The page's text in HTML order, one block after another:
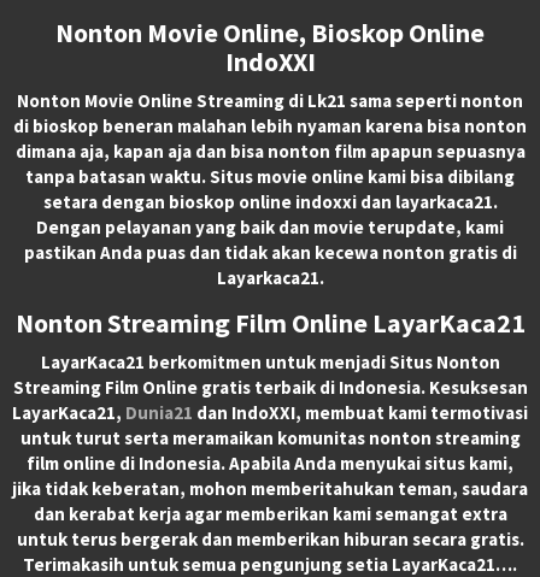
Nonton Movie Online, Bioskop Online
IndoXXI
Nonton Movie Online Streaming di Lk21 sama seperti nonton
di bioskop beneran malahan lebih nyaman karena bisa nonton
dimana aja, kapan aja dan bisa nonton film apapun sepuasnya
tanpa batasan waktu. Situs movie online kami bisa dibilang
setara dengan bioskop online indoxxi dan layarkaca21.
Dengan pelayanan yang baik dan movie terupdate, kami
pastikan Anda puas dan tidak akan kecewa nonton gratis di
Layarkaca21.
Nonton Streaming Film Online LayarKaca21
LayarKaca21 berkomitmen untuk menjadi Situs Nonton
Streaming Film Online gratis terbaik di Indonesia. Kesuksesan
LayarKaca21, Dunia21 dan IndoXXI, membuat kami termotivasi
untuk turut serta meramaikan komunitas nonton streaming
film online di Indonesia. Apabila Anda menyukai situs kami,
jika tidak keberatan, mohon memberitahukan teman, saudara
dan kerabat kerja agar memberikan kami semangat extra
untuk terus bergerak dan memberikan hiburan secara gratis.
Terimakasih untuk semua pengunjung setia LayarKaca21….